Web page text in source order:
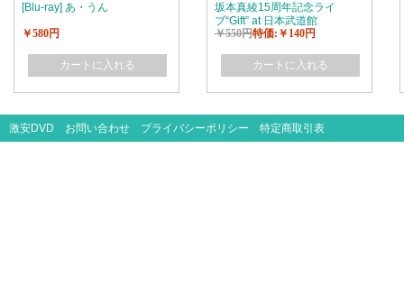
[Blu-ray] あ・うん
￥580円
カートに入れる
坂本真綾15周年記念ライ
ブ“Gift” at 日本武道館
￥550円特価:￥140円
カートに入れる
激安DVD お問い合わせ プライバシーポリシー 特定商取引表